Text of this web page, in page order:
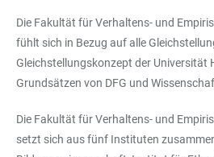
Die Fakultät für Verhaltens- und
fühlt sich in Bezug auf alle
Gleichstellungskonzept der Universität
Grundsätzen von DFG und
Die Fakultät für Verhaltens- und
setzt sich aus fünf Instituten